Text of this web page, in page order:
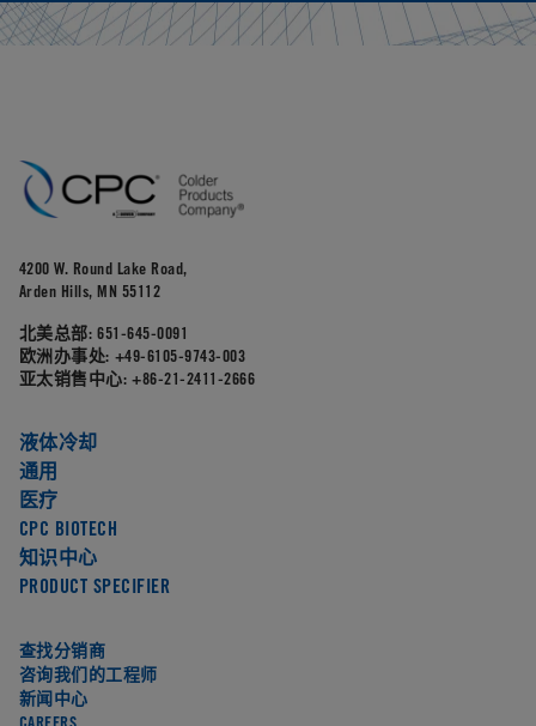
4200 W. Round Lake Road,
Arden Hills, MN 55112
北美总部: 651-645-0091
欧洲办事处: +49-6105-9743-003
亚太销售中心: +86-21-2411-2666
液体冷却
通用
医疗
CPC BIOTECH
知识中心
PRODUCT SPECIFIER
查找分销商
咨询我们的工程师
新闻中心